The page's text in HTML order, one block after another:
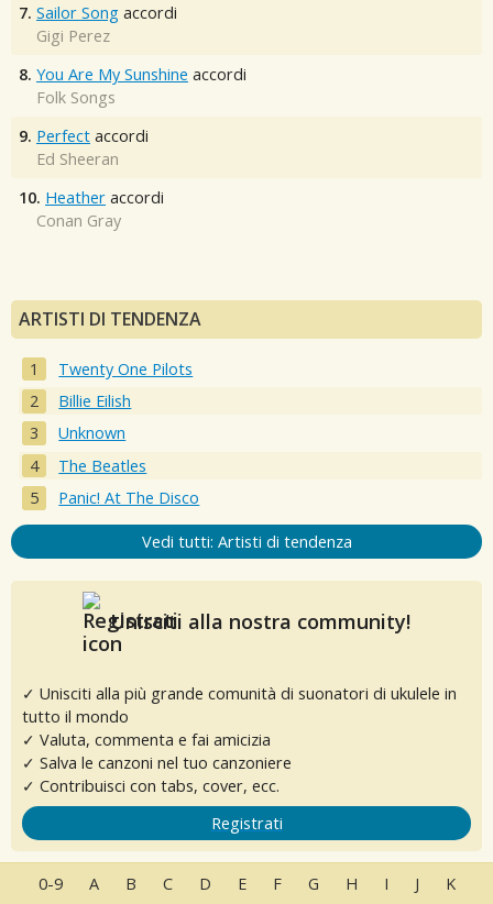
7. Sailor Song accordi
Gigi Perez
8. You Are My Sunshine accordi
Folk Songs
9. Perfect accordi
Ed Sheeran
10. Heather accordi
Conan Gray
ARTISTI DI TENDENZA
Twenty One Pilots
Billie Eilish
Unknown
The Beatles
Panic! At The Disco
Vedi tutti: Artisti di tendenza
Unisciti alla nostra community!
✓ Unisciti alla più grande comunità di suonatori di ukulele in
tutto il mondo
✓ Valuta, commenta e fai amicizia
✓ Salva le canzoni nel tuo canzoniere
✓ Contribuisci con tabs, cover, ecc.
Registrati
0-9 A B C D E F G H I J K